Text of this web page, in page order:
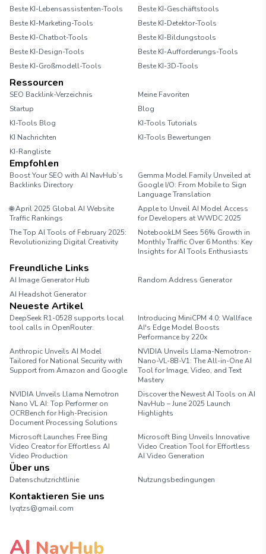
Beste KI-Lebensassistenten-Tools
Beste KI-Geschäftstools
Beste KI-Marketing-Tools
Beste KI-Detektor-Tools
Beste KI-Chatbot-Tools
Beste KI-Bildungstools
Beste KI-Design-Tools
Beste KI-Aufforderungs-Tools
Beste KI-Großmodell-Tools
Beste KI-3D-Tools
Ressourcen
SEO Backlink-Verzeichnis
Meine Favoriten
Startup
Blog
KI-Tools Blog
KI-Tools Tutorials
KI Nachrichten
KI-Tools Bewertungen
KI-Rangliste
Empfohlen
Boost Your SEO with AI NavHub’s
Backlinks Directory
Gemma Model Family Unveiled at
Google I/O: From Mobile to Sign
Language Translation
🌐 April 2025 Global AI Website
Traffic Rankings
Apple to Unveil AI Model Access
for Developers at WWDC 2025
The Top AI Tools of February 2025:
Revolutionizing Digital Creativity
NotebookLM Sees 56% Growth in
Monthly Traffic Over 6 Months: Key
Insights for AI Tools Enthusiasts
Freundliche Links
AI Image Generator Hub
Random Address Generator
AI Headshot Generator
Neueste Artikel
DeepSeek R1-0528 supports local
tool calls in OpenRouter.
Introducing MiniCPM 4.0: Wallface
AI's Edge Model Boosts
Performance by 220x
Anthropic Unveils AI Model
Tailored for National Security with
Support from Amazon and Google
NVIDIA Unveils Llama-Nemotron-
Nano-VL-8B-V1: The All-in-One AI
Tool for Image, Video, and Text
Mastery
NVIDIA Unveils Llama Nemotron
Nano VL AI: Top Performer on
OCRBench for High-Precision
Document Processing Solutions
Discover the Newest AI Tools on AI
NavHub – June 2025 Launch
Highlights
Microsoft Launches Free Bing
Video Creator for Effortless AI
Video Production
Microsoft Bing Unveils Innovative
Video Creation Tool for Effortless
AI Video Generation
Über uns
Datenschutzrichtlinie Nutzungsbedingungen
Kontaktieren Sie uns
lyqtzs@gmail.com
AI NavHub